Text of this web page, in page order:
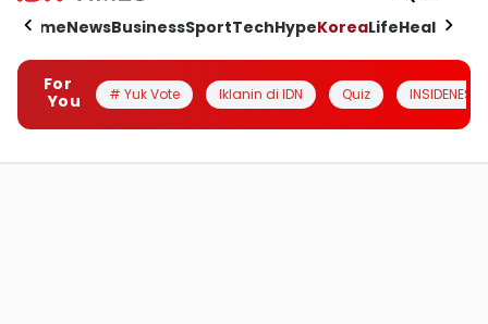
HomeNewsBusinessSportTechHypeKoreaLifeHealth
For
You
# Yuk Vote Iklanin di IDN Quiz INSIDENESIA